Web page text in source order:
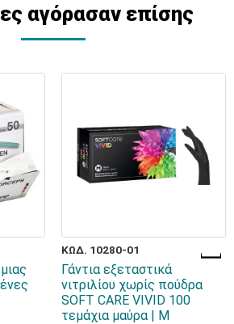
αγόρασαν επίσης
ΚΩΔ. 10280-01
Γάντια εξεταστικά
νιτριλίου χωρίς πούδρα
SOFT CARE VIVID 100
τεμάχια μαύρα | M